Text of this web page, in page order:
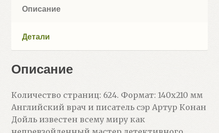
Описание
Детали
Описание
Количество страниц: 624. Формат: 140х210 мм
Английский врач и писатель сэр Артур Конан
Дойль известен всему миру как